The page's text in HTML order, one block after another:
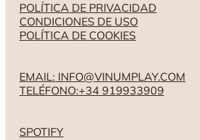
POLÍTICA DE PRIVACIDAD
CONDICIONES DE USO
POLÍTICA DE COOKIES
EMAIL: INFO@VINUMPLAY.COM
TELÉFONO:+34 919933909
SPOTIFY